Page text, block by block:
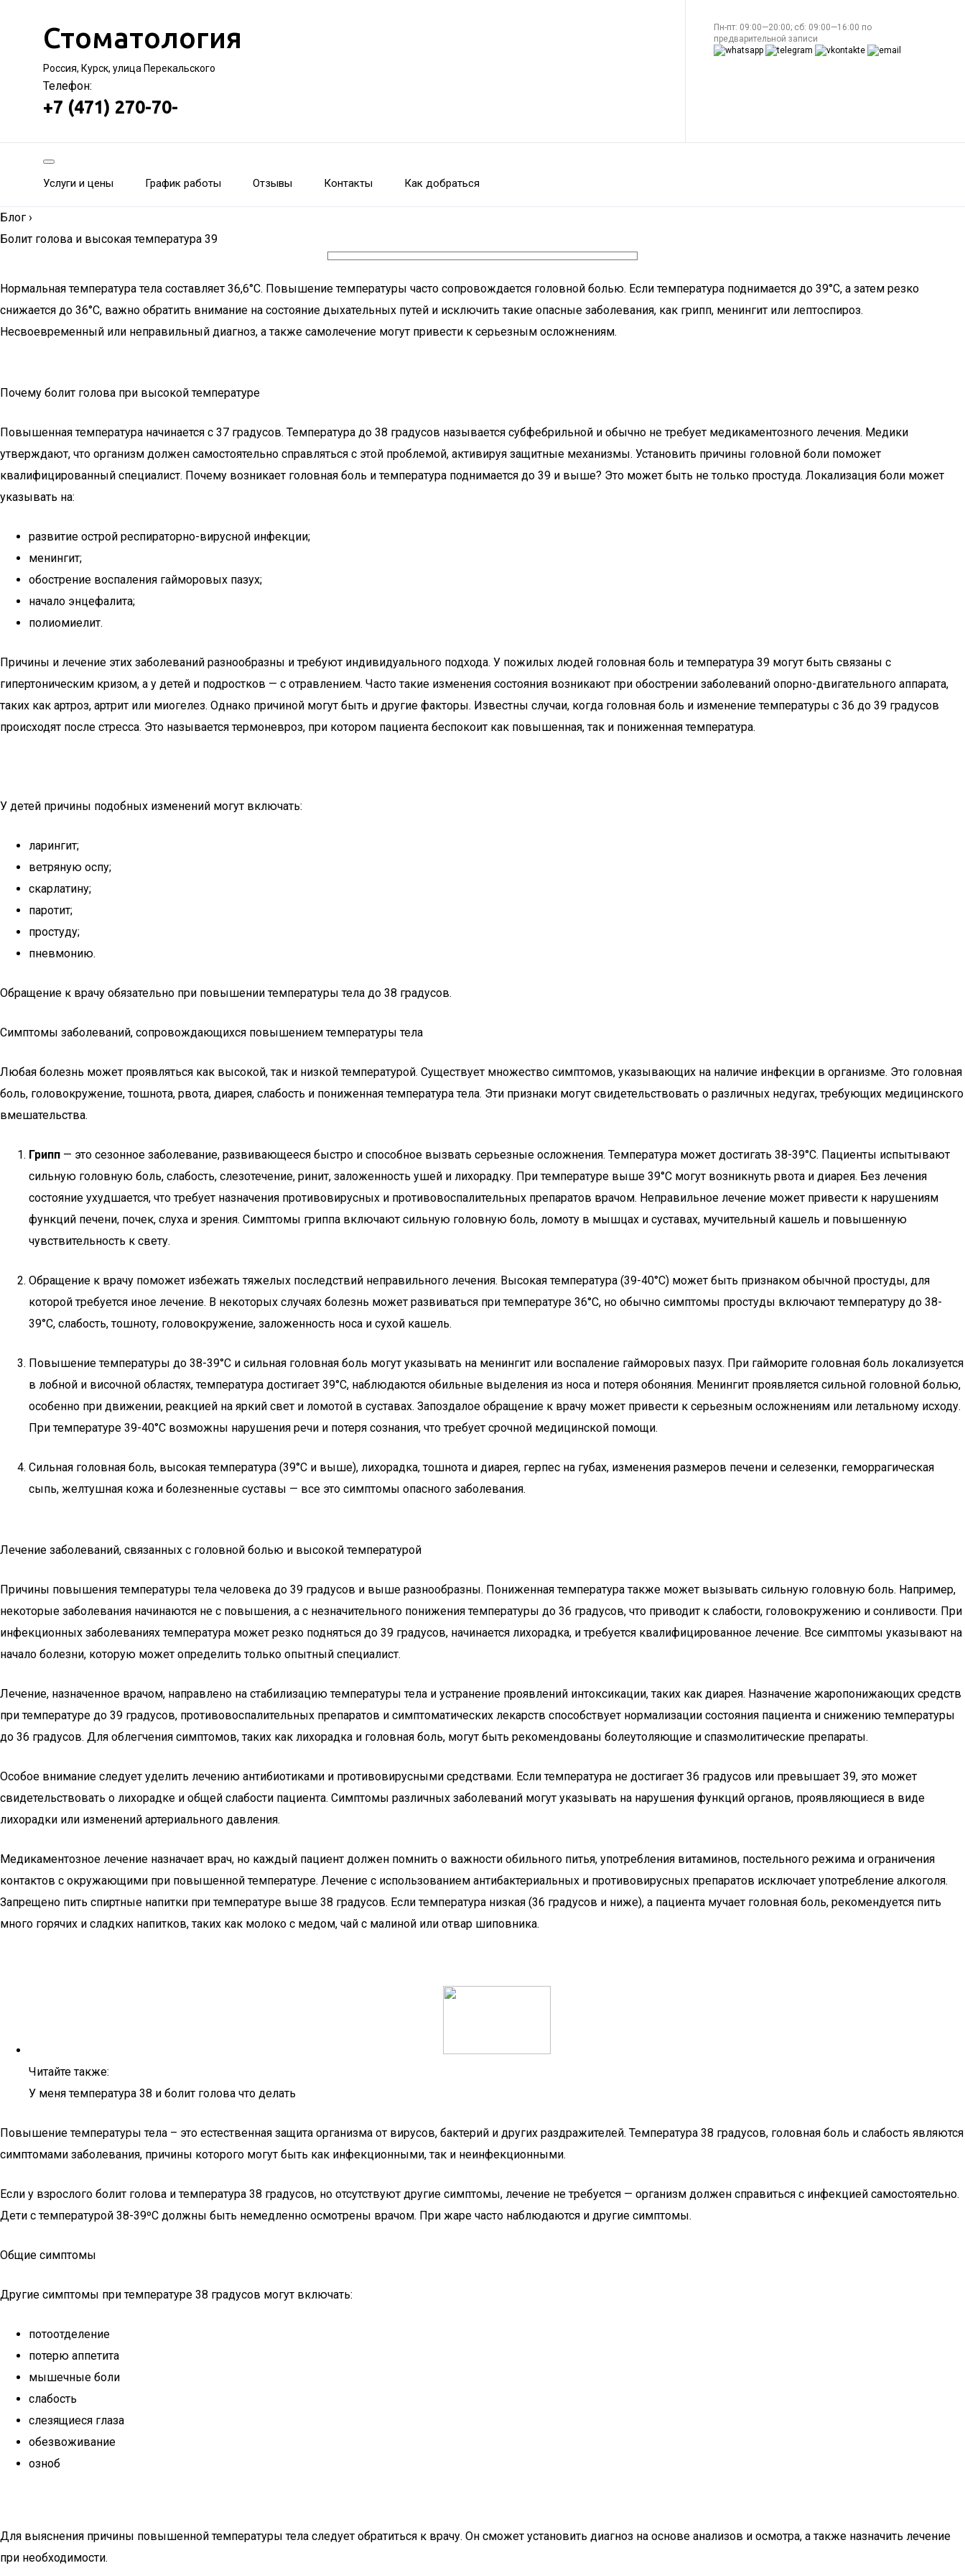
Стоматология
Россия, Курск, улица Перекальского
Телефон:
+7 (471) 270-70-
Пн-пт: 09:00—20:00; сб: 09:00—16:00 по
предварительной записи
Услуги и цены График работы Отзывы Контакты Как добраться
Блог ›
Болит голова и высокая температура 39
Нормальная температура тела составляет 36,6°C. Повышение температуры часто сопровождается головной болью. Если температура поднимается до 39°C, а затем резко
снижается до 36°C, важно обратить внимание на состояние дыхательных путей и исключить такие опасные заболевания, как грипп, менингит или лептоспироз.
Несвоевременный или неправильный диагноз, а также самолечение могут привести к серьезным осложнениям.
Почему болит голова при высокой температуре
Повышенная температура начинается с 37 градусов. Температура до 38 градусов называется субфебрильной и обычно не требует медикаментозного лечения. Медики
утверждают, что организм должен самостоятельно справляться с этой проблемой, активируя защитные механизмы. Установить причины головной боли поможет
квалифицированный специалист. Почему возникает головная боль и температура поднимается до 39 и выше? Это может быть не только простуда. Локализация боли может
указывать на:
развитие острой респираторно-вирусной инфекции;
менингит;
обострение воспаления гайморовых пазух;
начало энцефалита;
полиомиелит.
Причины и лечение этих заболеваний разнообразны и требуют индивидуального подхода. У пожилых людей головная боль и температура 39 могут быть связаны с
гипертоническим кризом, а у детей и подростков — с отравлением. Часто такие изменения состояния возникают при обострении заболеваний опорно-двигательного аппарата,
таких как артроз, артрит или миогелез. Однако причиной могут быть и другие факторы. Известны случаи, когда головная боль и изменение температуры с 36 до 39 градусов
происходят после стресса. Это называется термоневроз, при котором пациента беспокоит как повышенная, так и пониженная температура.
У детей причины подобных изменений могут включать:
ларингит;
ветряную оспу;
скарлатину;
паротит;
простуду;
пневмонию.
Обращение к врачу обязательно при повышении температуры тела до 38 градусов.
Симптомы заболеваний, сопровождающихся повышением температуры тела
Любая болезнь может проявляться как высокой, так и низкой температурой. Существует множество симптомов, указывающих на наличие инфекции в организме. Это головная
боль, головокружение, тошнота, рвота, диарея, слабость и пониженная температура тела. Эти признаки могут свидетельствовать о различных недугах, требующих медицинского
вмешательства.
Грипп — это сезонное заболевание, развивающееся быстро и способное вызвать серьезные осложнения. Температура может достигать 38-39°C. Пациенты испытывают
сильную головную боль, слабость, слезотечение, ринит, заложенность ушей и лихорадку. При температуре выше 39°C могут возникнуть рвота и диарея. Без лечения
состояние ухудшается, что требует назначения противовирусных и противовоспалительных препаратов врачом. Неправильное лечение может привести к нарушениям
функций печени, почек, слуха и зрения. Симптомы гриппа включают сильную головную боль, ломоту в мышцах и суставах, мучительный кашель и повышенную
чувствительность к свету.
Обращение к врачу поможет избежать тяжелых последствий неправильного лечения. Высокая температура (39-40°C) может быть признаком обычной простуды, для
которой требуется иное лечение. В некоторых случаях болезнь может развиваться при температуре 36°C, но обычно симптомы простуды включают температуру до 38-
39°C, слабость, тошноту, головокружение, заложенность носа и сухой кашель.
Повышение температуры до 38-39°C и сильная головная боль могут указывать на менингит или воспаление гайморовых пазух. При гайморите головная боль локализуется
в лобной и височной областях, температура достигает 39°C, наблюдаются обильные выделения из носа и потеря обоняния. Менингит проявляется сильной головной болью,
особенно при движении, реакцией на яркий свет и ломотой в суставах. Запоздалое обращение к врачу может привести к серьезным осложнениям или летальному исходу.
При температуре 39-40°C возможны нарушения речи и потеря сознания, что требует срочной медицинской помощи.
Сильная головная боль, высокая температура (39°C и выше), лихорадка, тошнота и диарея, герпес на губах, изменения размеров печени и селезенки, геморрагическая
сыпь, желтушная кожа и болезненные суставы — все это симптомы опасного заболевания.
Лечение заболеваний, связанных с головной болью и высокой температурой
Причины повышения температуры тела человека до 39 градусов и выше разнообразны. Пониженная температура также может вызывать сильную головную боль. Например,
некоторые заболевания начинаются не с повышения, а с незначительного понижения температуры до 36 градусов, что приводит к слабости, головокружению и сонливости. При
инфекционных заболеваниях температура может резко подняться до 39 градусов, начинается лихорадка, и требуется квалифицированное лечение. Все симптомы указывают на
начало болезни, которую может определить только опытный специалист.
Лечение, назначенное врачом, направлено на стабилизацию температуры тела и устранение проявлений интоксикации, таких как диарея. Назначение жаропонижающих средств
при температуре до 39 градусов, противовоспалительных препаратов и симптоматических лекарств способствует нормализации состояния пациента и снижению температуры
до 36 градусов. Для облегчения симптомов, таких как лихорадка и головная боль, могут быть рекомендованы болеутоляющие и спазмолитические препараты.
Особое внимание следует уделить лечению антибиотиками и противовирусными средствами. Если температура не достигает 36 градусов или превышает 39, это может
свидетельствовать о лихорадке и общей слабости пациента. Симптомы различных заболеваний могут указывать на нарушения функций органов, проявляющиеся в виде
лихорадки или изменений артериального давления.
Медикаментозное лечение назначает врач, но каждый пациент должен помнить о важности обильного питья, употребления витаминов, постельного режима и ограничения
контактов с окружающими при повышенной температуре. Лечение с использованием антибактериальных и противовирусных препаратов исключает употребление алкоголя.
Запрещено пить спиртные напитки при температуре выше 38 градусов. Если температура низкая (36 градусов и ниже), а пациента мучает головная боль, рекомендуется пить
много горячих и сладких напитков, таких как молоко с медом, чай с малиной или отвар шиповника.
Читайте также:
У меня температура 38 и болит голова что делать
Повышение температуры тела – это естественная защита организма от вирусов, бактерий и других раздражителей. Температура 38 градусов, головная боль и слабость являются
симптомами заболевания, причины которого могут быть как инфекционными, так и неинфекционными.
Если у взрослого болит голова и температура 38 градусов, но отсутствуют другие симптомы, лечение не требуется — организм должен справиться с инфекцией самостоятельно.
Дети с температурой 38-39ºC должны быть немедленно осмотрены врачом. При жаре часто наблюдаются и другие симптомы.
Общие симптомы
Другие симптомы при температуре 38 градусов могут включать:
потоотделение
потерю аппетита
мышечные боли
слабость
слезящиеся глаза
обезвоживание
озноб
Для выяснения причины повышенной температуры тела следует обратиться к врачу. Он сможет установить диагноз на основе анализов и осмотра, а также назначить лечение
при необходимости.